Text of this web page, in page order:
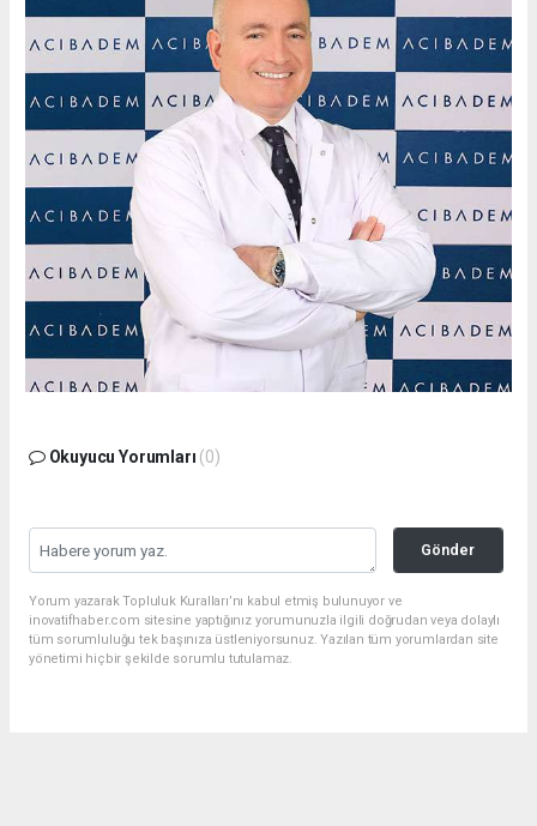
Okuyucu Yorumları (0)
Gönder
Yorum yazarak Topluluk Kuralları’nı kabul etmiş bulunuyor ve
inovatifhaber.com sitesine yaptığınız yorumunuzla ilgili doğrudan veya dolaylı
tüm sorumluluğu tek başınıza üstleniyorsunuz. Yazılan tüm yorumlardan site
yönetimi hiçbir şekilde sorumlu tutulamaz.